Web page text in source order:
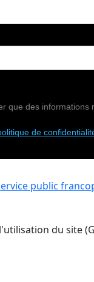
que des informations
de
public
du site